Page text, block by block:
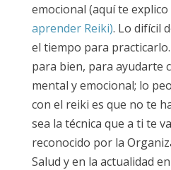
emocional (aquí te explico
aprender Reiki). Lo difícil
el tiempo para
para bien, para ayudarte
mental y emocional; lo
con el reiki es que no te
sea la técnica que a ti te
reconocido por la
Salud y en la actualidad en